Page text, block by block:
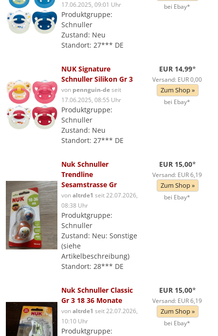
17.06.2025, 09:01 Uhr
Produktgruppe:
Schnuller
Zustand: Neu
Standort: 27*** DE
bei Ebay*
NUK Signature
Schnuller Silikon Gr 3
von pennguin-deseit
17.06.2025, 08:55 Uhr
Produktgruppe:
Schnuller
Zustand: Neu
Standort: 27*** DE
EUR 14,99*
Versand: EUR 0,00
Zum Shop »
bei Ebay*
Nuk Schnuller
Trendline
Sesamstrasse Gr
vonaltrde1 seit 22.07.2026,
08:38 Uhr
Produktgruppe:
Schnuller
Zustand: Neu: Sonstige
(siehe
Artikelbeschreibung)
Standort: 28*** DE
EUR 15,00*
Versand: EUR 6,19
Zum Shop »
bei Ebay*
Nuk Schnuller Classic
Gr 3 18 36 Monate
vonaltrde1 seit 22.07.2026,
10:10 Uhr
Produktgruppe:
EUR 15,00*
Versand: EUR 6,19
Zum Shop »
bei Ebay*